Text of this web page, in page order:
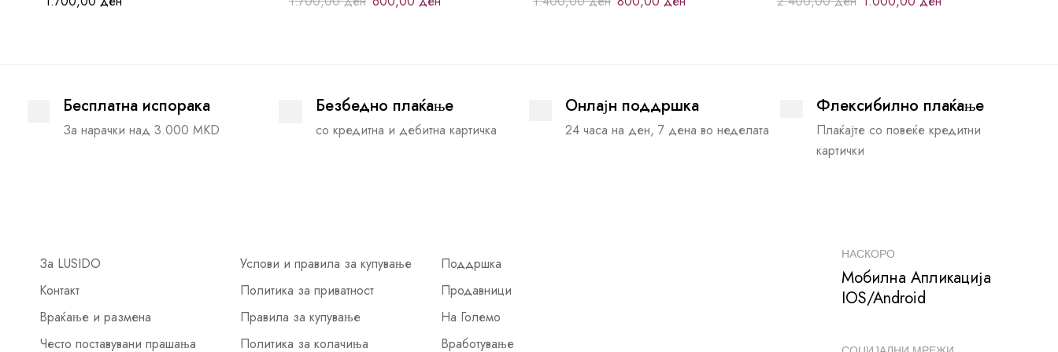
Бесплатна испорака
За нарачки над 3.000 MKD
Безбедно плаќање
со кредитна и дебитна картичка
Онлајн поддршка
24 часа на ден, 7 дена во неделата
Флексибилно плаќање
Плаќајте со повеќе кредитни
картички
За LUSIDO
Контакт
Враќање и размена
Често поставувани прашања
Услови и правила за купување
Политика за приватност
Правила за купување
Политика за колачиња
Поддршка
Продавници
На Големо
Вработување
НАСКОРО
Мобилна Апликација
IOS/Android